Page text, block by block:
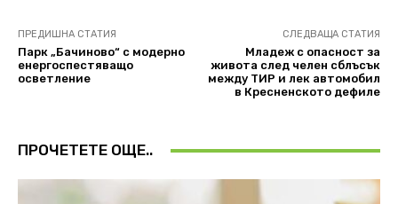
ПРЕДИШНА СТАТИЯ
Парк „Бачиново“ с модерно
енергоспестяващо
осветление
СЛЕДВАЩА СТАТИЯ
Младеж с опасност за
живота след челен сблъсък
между ТИР и лек автомобил
в Кресненското дефиле
ПРОЧЕТЕТЕ ОЩЕ..